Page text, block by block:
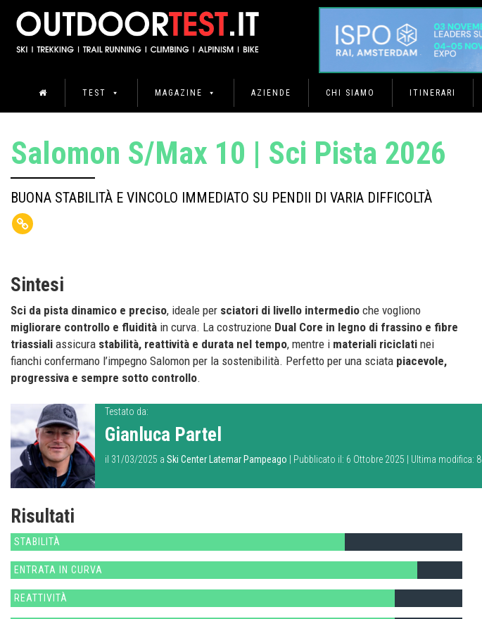
TEST MAGAZINE AZIENDE CHI SIAMO ITINERARI
Salomon S/Max 10 | Sci Pista 2026
BUONA STABILITÀ E VINCOLO IMMEDIATO SU PENDII DI VARIA DIFFICOLTÀ
Sintesi
Sci da pista dinamico e preciso, ideale per sciatori di livello intermedio che vogliono
migliorare controllo e fluidità in curva. La costruzione Dual Core in legno di frassino e fibre
triassiali assicura stabilità, reattività e durata nel tempo, mentre i materiali riciclati nei
fianchi confermano l’impegno Salomon per la sostenibilità. Perfetto per una sciata piacevole,
progressiva e sempre sotto controllo.
Testato da:
Gianluca Partel
il 31/03/2025 a Ski Center Latemar Pampeago | Pubblicato il: 6 Ottobre 2025 | Ultima modifica:
Risultati
STABILITÀ
ENTRATA IN CURVA
REATTIVITÀ